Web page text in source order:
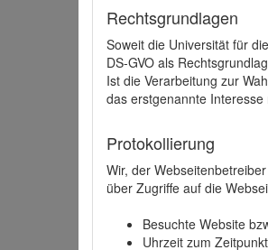
Rechtsgrundlagen
Soweit die Universität für
DS-GVO als
Ist die Verarbeitung zur
das erstgenannte
Protokollierung
Wir, der
über Zugriffe auf die
Besuchte Website
Uhrzeit zum